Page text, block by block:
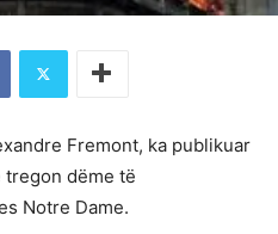
Fremont, ka publikuar
dëme të
Notre Dame.